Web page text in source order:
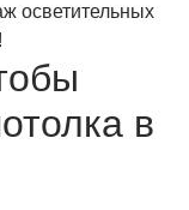
осветительных
в